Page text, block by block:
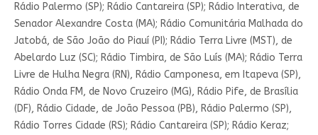
Rádio Palermo (SP); Rádio Cantareira (SP); Rádio Interativa, de
Senador Alexandre Costa (MA); Rádio Comunitária Malhada do
Jatobá, de São João do Piauí (PI); Rádio Terra Livre (MST), de
Abelardo Luz (SC); Rádio Timbira, de São Luís (MA); Rádio Terra
Livre de Hulha Negra (RN), Rádio Camponesa, em Itapeva (SP),
Rádio Onda FM, de Novo Cruzeiro (MG), Rádio Pife, de Brasília
(DF), Rádio Cidade, de João Pessoa (PB), Rádio Palermo (SP),
Rádio Torres Cidade (RS); Rádio Cantareira (SP); Rádio Keraz;